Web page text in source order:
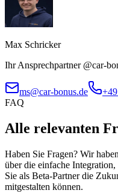
Max Schricker
Ihr Ansprechpartner @car-
ms@car-bonus.de
FAQ
Alle relevanten
Haben Sie Fragen? Wir
über die einfache
Sie als Beta-Partner die
mitgestalten können.